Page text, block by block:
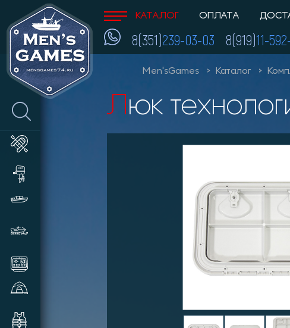
КАТАЛОГ ОПЛАТА
8(351)239-03-03 8(919)11-
Men'sGames Каталог
Люк